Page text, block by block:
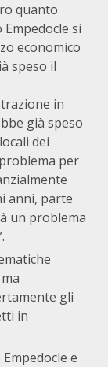
quanto
si
economico
speso il
in
già speso
dei
per
anni, parte
un problema
gli
in
e